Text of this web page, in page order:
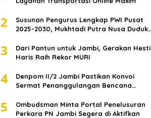
2
Susunan Pengurus Lengkap PWI Pusat
2025-2030, Mukhtadi Putra Nusa Duduki
3
Dari Pantun untuk Jambi, Gerakan Hesti
Haris Raih Rekor MURI
4
Denpom II/2 Jambi Pastikan Konvoi
Sermat Penanggulangan Bencana
5
Ombudsman Minta Portal Penelusuran
Perkara PN Jambi Segera di Aktifkan